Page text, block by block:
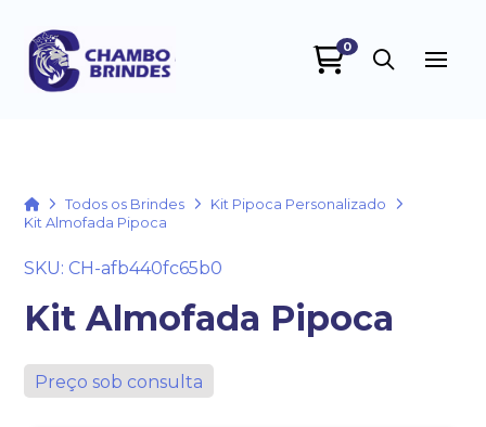
0
HomeTodos os Brindes
Kit Pipoca Personalizado
Kit Almofada Pipoca
SKU: CH-afb440fc65b0
Kit Almofada Pipoca
Preço sob consulta
+55